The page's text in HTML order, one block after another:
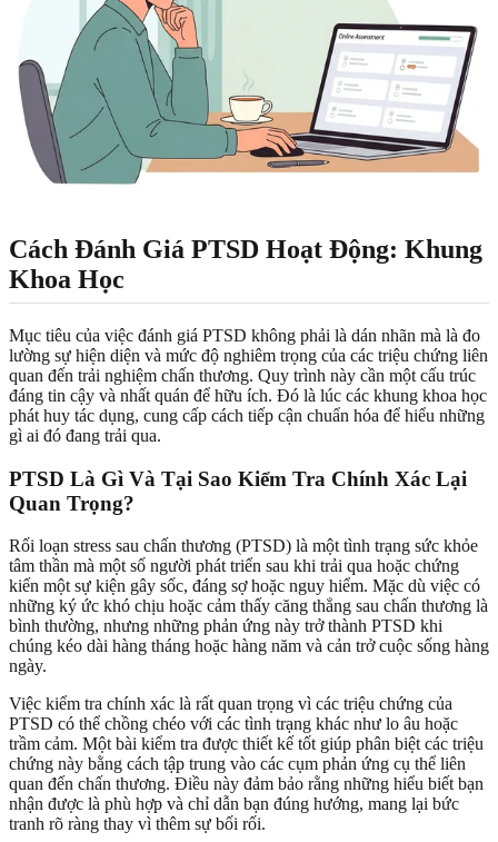
Cách Đánh Giá PTSD Hoạt Động: Khung
Khoa Học
Mục tiêu của việc đánh giá PTSD không phải là dán nhãn mà là đo
lường sự hiện diện và mức độ nghiêm trọng của các triệu chứng liên
quan đến trải nghiệm chấn thương. Quy trình này cần một cấu trúc
đáng tin cậy và nhất quán để hữu ích. Đó là lúc các khung khoa học
phát huy tác dụng, cung cấp cách tiếp cận chuẩn hóa để hiểu những
gì ai đó đang trải qua.
PTSD Là Gì Và Tại Sao Kiểm Tra Chính Xác Lại
Quan Trọng?
Rối loạn stress sau chấn thương (PTSD) là một tình trạng sức khỏe
tâm thần mà một số người phát triển sau khi trải qua hoặc chứng
kiến một sự kiện gây sốc, đáng sợ hoặc nguy hiểm. Mặc dù việc có
những ký ức khó chịu hoặc cảm thấy căng thẳng sau chấn thương là
bình thường, nhưng những phản ứng này trở thành PTSD khi
chúng kéo dài hàng tháng hoặc hàng năm và cản trở cuộc sống hàng
ngày.
Việc kiểm tra chính xác là rất quan trọng vì các triệu chứng của
PTSD có thể chồng chéo với các tình trạng khác như lo âu hoặc
trầm cảm. Một bài kiểm tra được thiết kế tốt giúp phân biệt các triệu
chứng này bằng cách tập trung vào các cụm phản ứng cụ thể liên
quan đến chấn thương. Điều này đảm bảo rằng những hiểu biết bạn
nhận được là phù hợp và chỉ dẫn bạn đúng hướng, mang lại bức
tranh rõ ràng thay vì thêm sự bối rối.